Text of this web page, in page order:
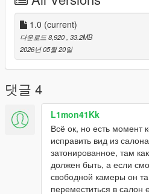
Save and replace.
Use the modifier to brush the car
like it
EVC=Excellent Vehicle Club:
excellent mods to players worldwide!
俺的目标：洗心革面为全球玩家带
1.0 (current)
다운로드 8,920 , 33.2MB
2026년 05월 20일
댓글 4
L1mon41Kk
Всё ок, но есть момент
исправить вид из
затонированное, там
должен быть, а если
свободной камеры он
переместиться в салон